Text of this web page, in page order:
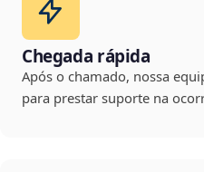
Chegada rápida
Após o chamado, nossa
para prestar suporte na